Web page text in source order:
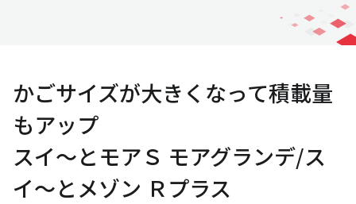
かごサイズが大きくなって積載量
もアップ
スイ～とモアＳ モアグランデ/ス
イ～とメゾン Ｒプラス